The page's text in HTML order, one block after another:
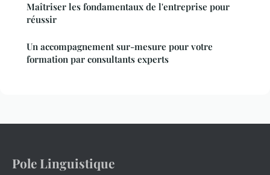
Maîtriser les fondamentaux de l'entreprise pour
réussir
Un accompagnement sur-mesure pour votre
formation par consultants experts
Pole Linguistique